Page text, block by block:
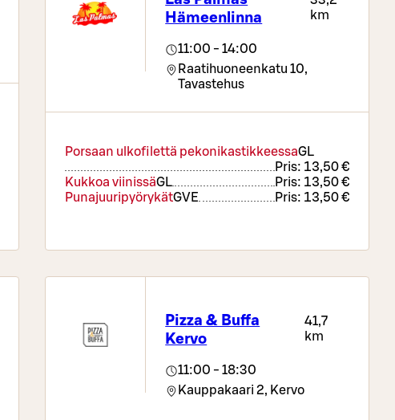
Hämeenlinna
km
11:00 - 14:00
Raatihuoneenkatu 10,
Tavastehus
Porsaan ulkofilettä pekonikastikkeessaGL
Pris: 13,50 €
Kukkoa viinissäGL Pris: 13,50 €
PunajuuripyörykätGVE Pris: 13,50 €
Pizza & Buffa
Kervo
41,7
km
11:00 - 18:30
Kauppakaari 2, Kervo